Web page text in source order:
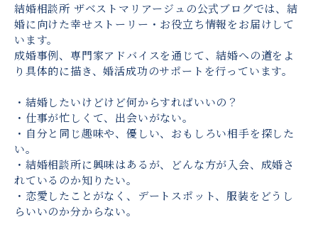
結婚相談所 ザベストマリアージュの公式ブログでは、結
婚に向けた幸せストーリー・お役立ち情報をお届けして
います。
成婚事例、専門家アドバイスを通じて、結婚への道をよ
り具体的に描き、婚活成功のサポートを行っています。
・結婚したいけどけど何からすればいいの？
・仕事が忙しくて、出会いがない。
・自分と同じ趣味や、優しい、おもしろい相手を探した
い。
・結婚相談所に興味はあるが、どんな方が入会、成婚さ
れているのか知りたい。
・恋愛したことがなく、デートスポット、服装をどうし
らいいのか分からない。